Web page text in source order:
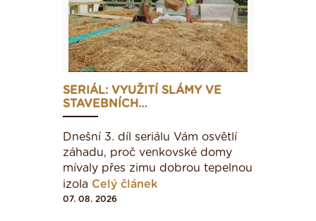
SERIÁL: VYUŽITÍ SLÁMY VE
STAVEBNÍCH…
Dnešní 3. díl seriálu Vám osvětlí
záhadu, proč venkovské domy
mívaly přes zimu dobrou tepelnou
izola Celý článek
07. 08. 2026